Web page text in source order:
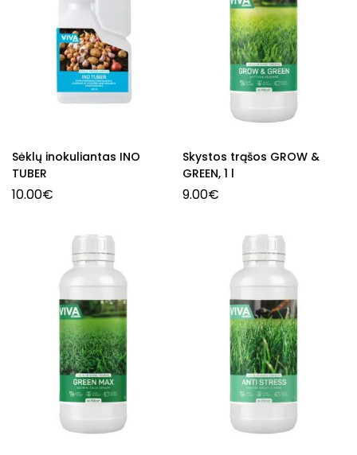
Sėklų inokuliantas INO
TUBER
10.00€
Skystos trąšos GROW &
GREEN, 1 l
9.00€